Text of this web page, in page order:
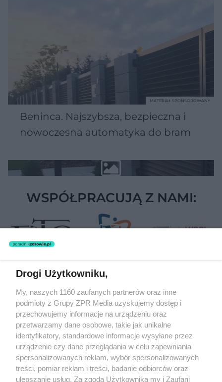
Beninca. Najszybsza, bezpieczna i
nowoczesna automatyka do bram
MATERIAŁ SPONSOROWANY
WSPÓŁPRACUJĄ Z NAMI:
Żaden utwór zamieszczony w serwisie nie może być powielany i
rozpowszechniany lub dalej rozpowszechniany w jakikolwiek sposób
(w tym także elektroniczny lub mechaniczny) na jakimkolwiek polu
eksploatacji w jakiejkolwiek formie, włącznie z umieszczaniem w
Internecie bez pisemnej zgody właściciela praw. Jakiekolwiek użycie
lub wykorzystanie utworów w całości lub w części z naruszeniem
prawa, tzn. bez właściwej zgody, jest zabronione pod groźbą kary i
może być ścigane prawnie.
Drogi Użytkowniku,
My, naszych 1160 zaufanych partnerów oraz inne
podmioty z Grupy ZPR Media uzyskujemy dostęp i
przechowujemy informacje na urządzeniu oraz
przetwarzamy dane osobowe, takie jak unikalne
identyfikatory, standardowe informacje wysyłane przez
urządzenie czy dane przeglądania w celu zapewniania
spersonalizowanych reklam, wybór spersonalizowanych
treści, pomiar reklam i treści, badanie odbiorców oraz
ulepszanie usług. Za zgodą Użytkownika my i Zaufani